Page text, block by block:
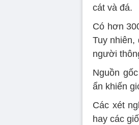
cát và đá.
Có hơn
Tuy nhiên,
người
Nguồn
ẩn khiến
Các xét
hay các